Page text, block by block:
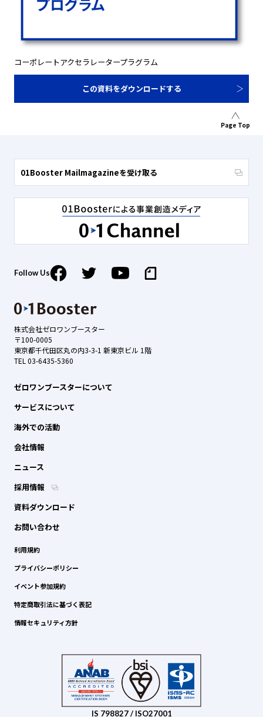
コーポレートアクセラレータープラグラム
この資料をダウンロードする
Page Top
株式会社ゼロワンブースター
〒100-0005
東京都千代田区丸の内3-3-1 新東京ビル 1階
TEL 03-6435-5360
ゼロワンブースターについて
サービスについて
海外での活動
会社情報
ニュース
採用情報
資料ダウンロード
お問い合わせ
利用規約
プライバシーポリシー
イベント参加規約
特定商取引法に基づく表記
情報セキュリティ方針
01Booster Mailmagazineを受け取る
Follow Us
IS 798827 / ISO27001